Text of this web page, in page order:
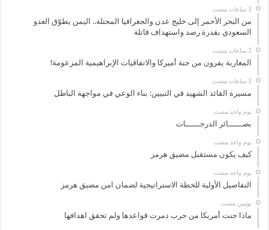
من البحر الأحمر إلى خليج عدن والجغرافيا المحتلة.. اليمن يطوّق العدو
السعودي بقدرة رصد واستهداف قاتلة
المغاربة يفرون من جنة أميركا والاتفاقيات الإبراهيمية المزعومة!
مسيرة القائد الشهيد في التبيين: بناء الوعي في مواجهة الباطل
‏يوم واحد مضت
بصــــــائر الدرجــــــات
‏يوم واحد مضت
كيف يكون مستقبل مضيق هرمز
‏يوم واحد مضت
التفاصيل الأولية للخطة الاستراتيجية لضمان امن مضيق هرمز
‏يومين مضت
ماذا جنت أمريكا من حرب دمرت قواعدها ولم تحقق اهدافها